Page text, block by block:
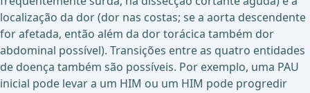
localização da dor (dor nas costas; se a aorta descendente
for afetada, então além da dor torácica também dor
abdominal possível). Transições entre as quatro entidades
de doença também são possíveis. Por exemplo, uma PAU
inicial pode levar a um HIM ou um HIM pode progredir